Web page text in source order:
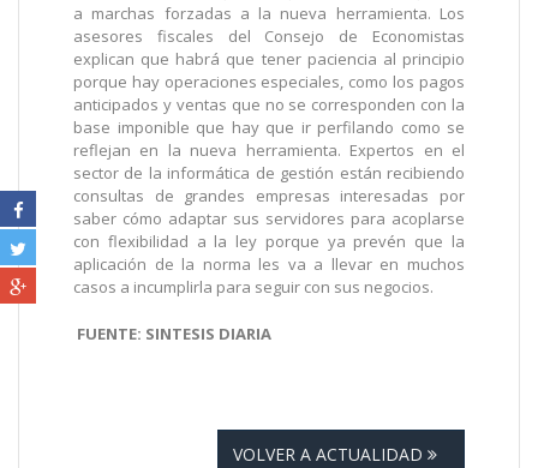
a marchas forzadas a la nueva herramienta. Los
asesores fiscales del Consejo de Economistas
explican que habrá que tener paciencia al principio
porque hay operaciones especiales, como los pagos
anticipados y ventas que no se corresponden con la
base imponible que hay que ir perfilando como se
reflejan en la nueva herramienta. Expertos en el
sector de la informática de gestión están recibiendo
consultas de grandes empresas interesadas por
saber cómo adaptar sus servidores para acoplarse
con flexibilidad a la ley porque ya prevén que la
aplicación de la norma les va a llevar en muchos
casos a incumplirla para seguir con sus negocios.
FUENTE: SINTESIS DIARIA
VOLVER A ACTUALIDAD